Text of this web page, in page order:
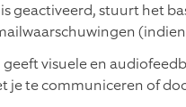
geactiveerd, stuurt het
visuele en
je te communiceren of